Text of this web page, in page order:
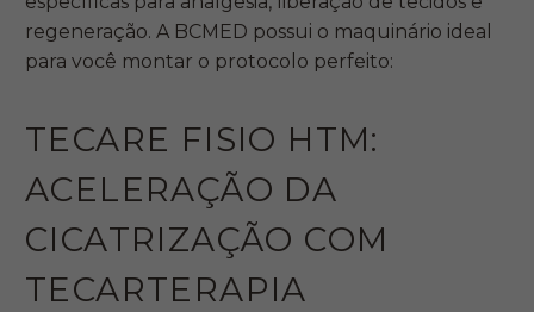
regeneração. A BCMED possui o maquinário ideal
para você montar o protocolo perfeito:
TECARE FISIO HTM:
ACELERAÇÃO DA
CICATRIZAÇÃO COM
TECARTERAPIA